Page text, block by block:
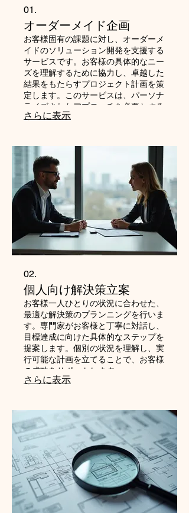
01.
オーダーメイド企画
お客様固有の課題に対し、オーダーメ
イドのソリューション開発を支援する
サービスです。お客様の具体的なニー
ズを理解するために協力し、卓越した
結果をもたらすプロジェクト計画を策
定します。このサービスは、パーソナ
ライズされたアプローチを必要とする
複雑またはユニークなビジネス要件に
さらに表示
02.
個人向け解決策立案
お客様一人ひとりの状況に合わせた、
最適な解決策のプランニングを行いま
す。専門家がお客様と丁寧に対話し、
目標達成に向けた具体的なステップを
提案します。個別の状況を理解し、実
行可能な計画を立てることで、お客様
の成功をサポートします。
さらに表示